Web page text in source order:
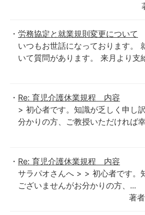
労務協定と就業規則変更について
いつもお世話になっております。
いて質問があります。 来月より支
Re: 育児介護休業規程 内容
> 初心者です。知識が乏しく申し
分かりの方、ご教授いただければ
Re: 育児介護休業規程 内容
サラパオさんへ > > 初心者です。
ございませんがお分かりの方、...
著